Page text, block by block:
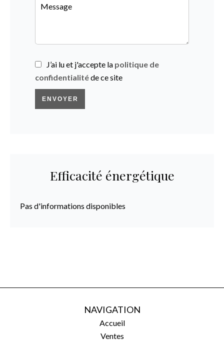
J’ai lu et j'accepte la politique de
confidentialitéde ce site
ENVOYER
Efficacité énergétique
Pas d'informations disponibles
NAVIGATION
Accueil
Ventes